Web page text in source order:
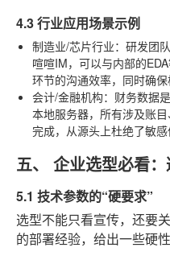
4.3 行业应用场景示例
制造业/芯片行业：研发团
喧喧IM，可以与内部的
环节的沟通效率，同时确保
会计/金融机构：财务数据
本地服务器，所有涉及账
完成，从源头上杜绝了敏感
五、 企业选型必看
5.1 技术参数的“硬要求”
选型不能只看宣传，还要
的部署经验，给出一些硬性